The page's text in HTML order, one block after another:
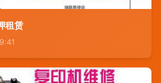
租赁